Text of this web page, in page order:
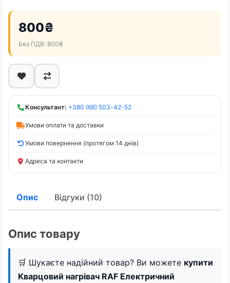
800₴
Без ПДВ: 800₴
Консультант: +380 (66) 503-42-52
Умови оплати та доставки
Умови повернення (протягом 14 днів)
Адреса та контакти
Опис Відгуки (10)
Опис товару
🛒 Шукаєте надійний товар? Ви можете купити
Кварцовий нагрівач RAF Електричний